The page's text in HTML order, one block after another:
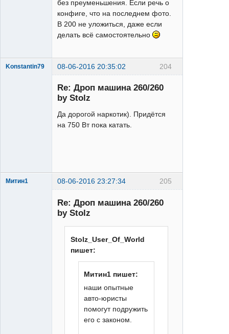
без преуменьшения. Если речь о
конфиге, что на последнем фото.
В 200 не уложиться, даже если
делать всё самостоятельно
204
Konstantin79 08-06-2016 20:35:02
Re: Дроп машина 260/260
by Stolz
Да дорогой наркотик). Придётся
на 750 Вт пока катать.
205
Митин1 08-06-2016 23:27:34
Re: Дроп машина 260/260
by Stolz
Stolz_User_Of_World
пишет:
Митин1 пишет:
наши опытные
авто-юристы
помогут подружить
его с законом.